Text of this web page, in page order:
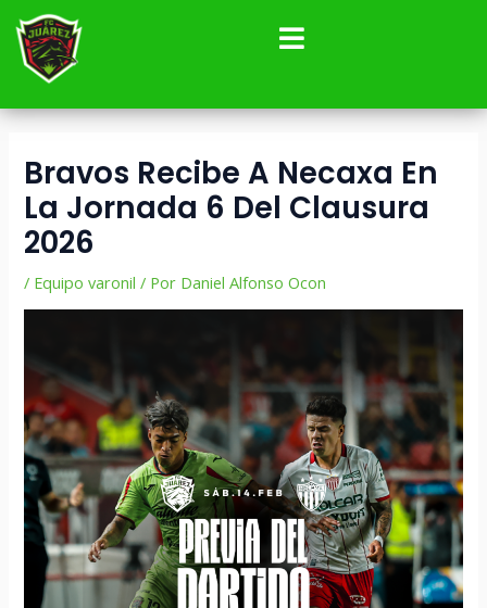
contenido
Bravos Recibe A Necaxa En
La Jornada 6 Del Clausura
2026
/ Equipo varonil / Por Daniel Alfonso Ocon
Navegación
de
entradas